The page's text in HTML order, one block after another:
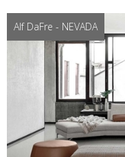
Alf DaFre - NEVADA